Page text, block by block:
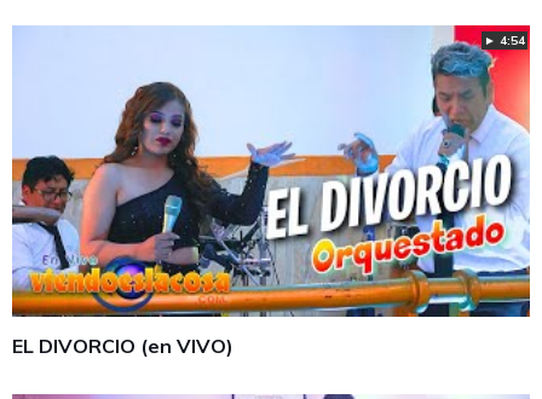
► 4:54
EL DIVORCIO (en VIVO)